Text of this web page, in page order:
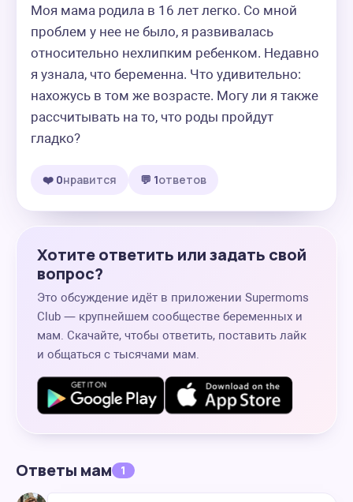
Моя мама родила в 16 лет легко. Со мной
проблем у нее не было, я развивалась
относительно нехлипким ребенком. Недавно
я узнала, что беременна. Что удивительно:
нахожусь в том же возрасте. Могу ли я также
рассчитывать на то, что роды пройдут
гладко?
❤️ 0нравится 💬 1ответов
Хотите ответить или задать свой
вопрос?
Это обсуждение идёт в приложении Supermoms
Club — крупнейшем сообществе беременных и
мам. Скачайте, чтобы ответить, поставить лайк
и общаться с тысячами мам.
Ответы мам 1